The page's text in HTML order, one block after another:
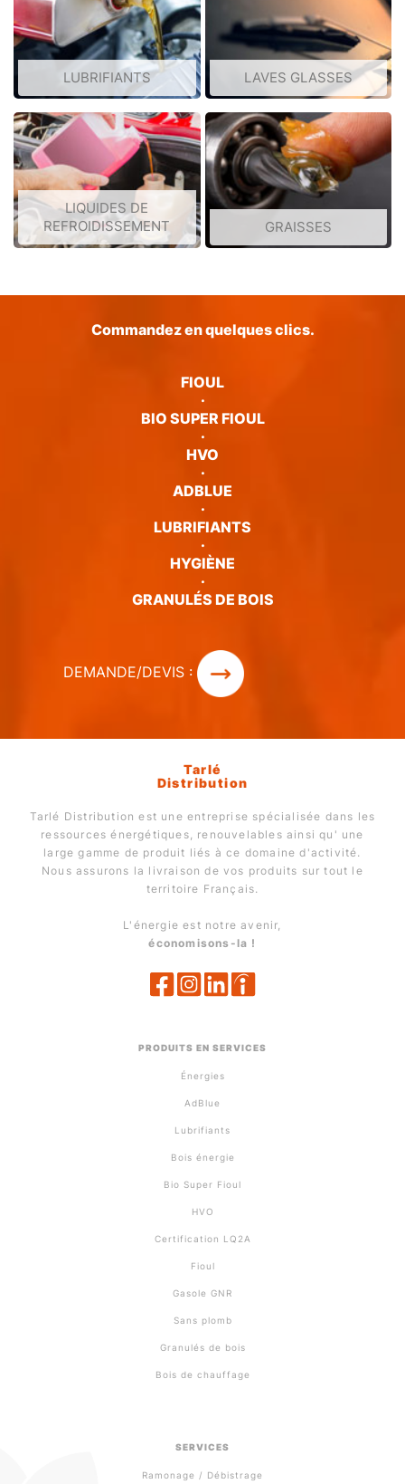
LUBRIFIANTS LAVES GLASSES
LIQUIDES DE
REFROIDISSEMENT
GRAISSES
Commandez en quelques clics.
FIOUL
·
BIO SUPER FIOUL
·
HVO
·
ADBLUE
·
LUBRIFIANTS
·
HYGIÈNE
·
GRANULÉS DE BOIS
DEMANDE/DEVIS :
Tarlé
Distribution
Tarlé Distribution est une entreprise spécialisée dans les
ressources énergétiques, renouvelables ainsi qu' une
large gamme de produit liés à ce domaine d'activité.
Nous assurons la livraison de vos produits sur tout le
territoire Français.
L'énergie est notre avenir,
économisons-la !
PRODUITS EN SERVICES
Énergies
AdBlue
Lubrifiants
Bois énergie
Bio Super Fioul
HVO
Certification LQ2A
Fioul
Gasole GNR
Sans plomb
Granulés de bois
Bois de chauffage
SERVICES
Ramonage / Débistrage